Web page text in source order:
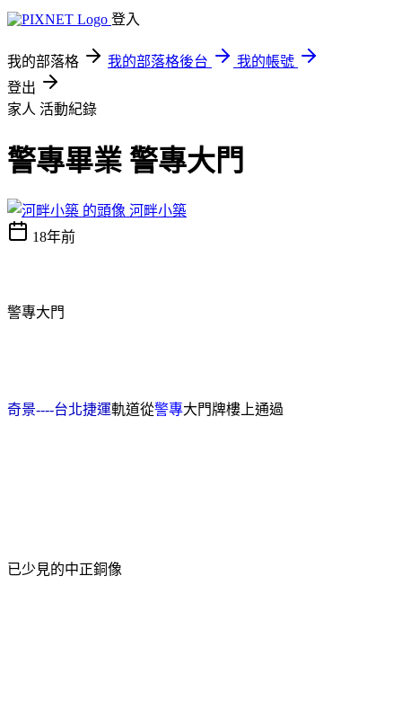
登入
我的部落格 我的部落格後台
我的帳號
登出
家人 活動紀錄
警專畢業 警專大門
河畔小築
18年前
警專大門
奇景----台北捷運軌道從警專大門牌樓上通過
已少見的中正銅像